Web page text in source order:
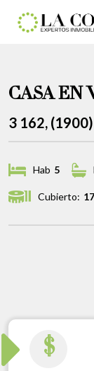
CASA EN
3 162,
Hab 5
Cubierto:
$